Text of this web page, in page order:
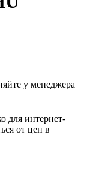
у менеджера
для интернет-
от цен в